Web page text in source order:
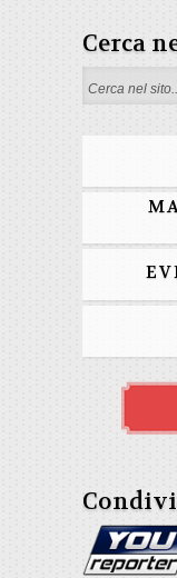
Cerca
Form di